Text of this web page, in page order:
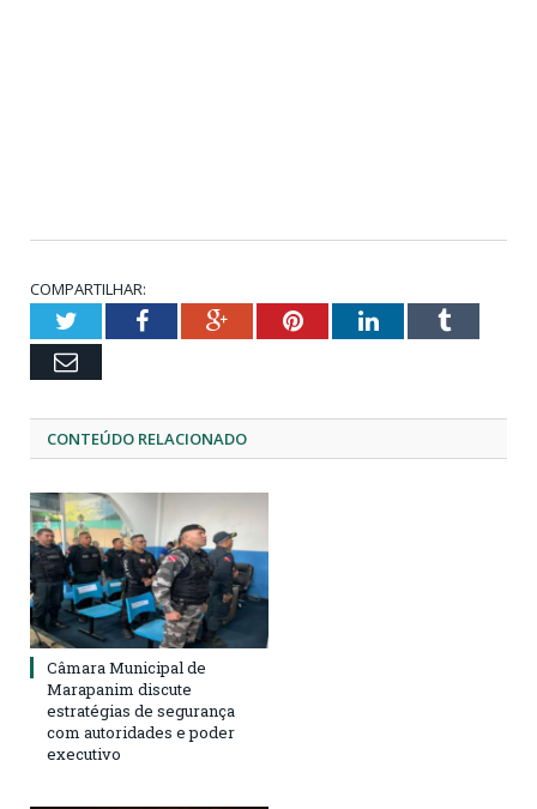
COMPARTILHAR:
TwitterFacebookGoogle+PinterestLinkedInTumblr
Email
CONTEÚDO RELACIONADO
Câmara Municipal de
Marapanim discute
estratégias de segurança
com autoridades e poder
executivo